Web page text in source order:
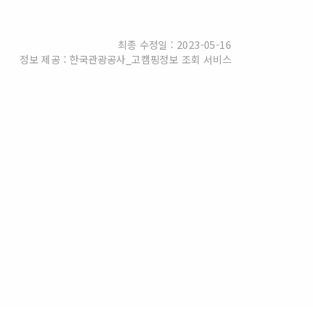
최종 수정일 : 2023-05-16
정보 제공 : 한국관광공사_고캠핑정보 조회 서비스